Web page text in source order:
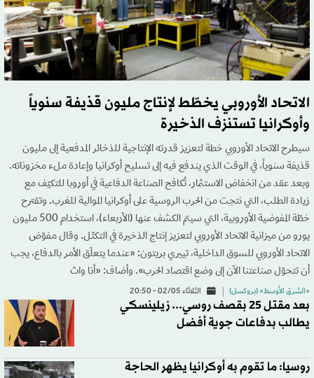
الاتحاد الأوروبي يخطّط لإنتاج مليون قذيفة سنوياً
وأوكرانيا تستنزف الذخيرة
سيطرح الاتحاد الأوروبي خطة لتعزيز قدرته الإنتاجية للذخائر المدفعية إلى مليون
قذيفة سنوياً، في الوقت الذي يندفع فيه إلى تسليح أوكرانيا وإعادة ملء مخزوناته.
وبعد عقد من انخفاض الاستثمار، تُكافح الصناعة الدفاعية في أوروبا للتكيّف مع
زيادة الطلب، التي نتجت من الحرب الروسية على أوكرانيا الموالية للغرب. وتقترح
خطّة المفوضية الأوروبية، التي سيتم الكشف عنها (الأربعاء)، استخدام 500 مليون
يورو من ميزانية الاتحاد الأوروبي لتعزيز إنتاج الذخيرة في التكتّل. وقال مفوّض
الاتحاد الأوروبي للسوق الداخلية، تييري بريتون: «عندما يتعلّق الأمر بالدفاع، يجب
أن تتحوّل صناعتنا الآن إلى وضع اقتصاد الحرب». وأضاف: «أنا واث
«الشرق الأوسط» (بروكسل) الثلاثاء 02/05 - 20:50
بعد مقتل 25 بقصف روسي... زيلينسكي
يطالب بدفاعات جوية أفضل
روسيا: ما تقوم به أوكرانيا يظهر الحاجة